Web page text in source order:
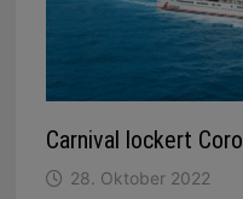
Carnival lockert
28. Oktober 2022